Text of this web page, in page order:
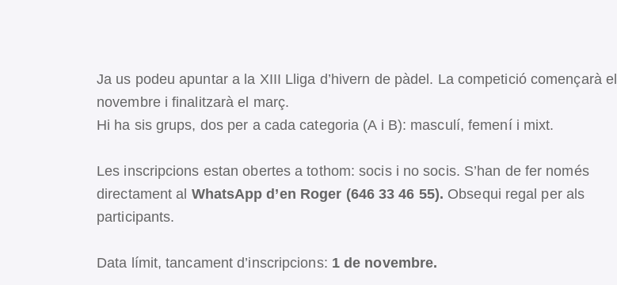
Ja us podeu apuntar a la XIII Lliga d’hivern de pàdel. La competició començarà el
novembre i finalitzarà el març.
Hi ha sis grups, dos per a cada categoria (A i B): masculí, femení i mixt.
Les inscripcions estan obertes a tothom: socis i no socis. S’han de fer només
directament al WhatsApp d’en Roger (646 33 46 55). Obsequi regal per als
participants.
Data límit, tancament d’inscripcions: 1 de novembre.